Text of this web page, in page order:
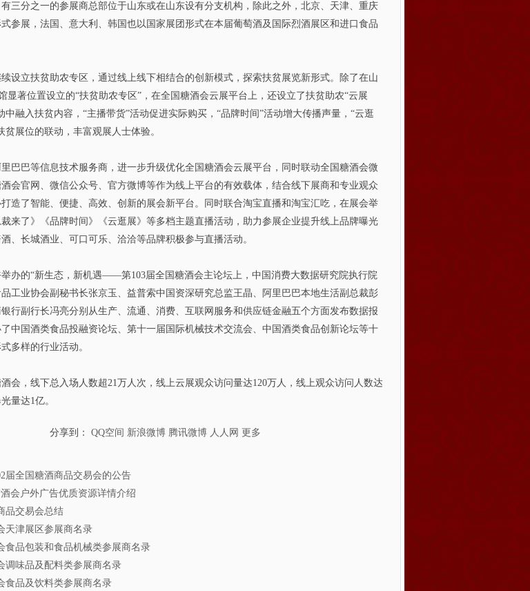
分之一的参展商总部位于山东或在山东设有分支机构，除此之外，北京、天津、重庆
参展，法国、意大利、韩国也以国家展团形式在本届葡萄酒及国际烈酒展区和进口食品
立扶贫助农专区，通过线上线下相结合的创新模式，探索扶贫展览新形式。除了在山
显著位置设立的“扶贫助农专区”，在全国糖酒会云展平台上，还设立了扶贫助农“云展
中融入扶贫内容，“主播带货”活动促进实际购买，“品牌时间”活动增大传播声量，“云逛
贫展位的联动，丰富观展人士体验。
巴等信息技术服务商，进一步升级优化全国糖酒会云展平台，同时联动全国糖酒会微
会官网、微信公众号、官方微博等作为线上平台的有效载体，结合线下展商和专业观众
造了智能、便捷、高效、创新的展会新平台。同时联合淘宝直播和淘宝汇吃，在展会举
来了》《品牌时间》《云逛展》等多档主题直播活动，助力参展企业提升线上品牌曝光
、长城酒业、可口可乐、洽洽等品牌积极参与直播活动。
的“新生态，新机遇——第103届全国糖酒会主论坛上，中国消费大数据研究院执行院
工业协会副秘书长张京玉、益普索中国资深研究总监王晶、阿里巴巴本地生活副总裁彭
行副行长冯亮分别从生产、流通、消费、互联网服务和供应链金融五个方面发布数据报
中国酒类食品投融资论坛、第十一届国际机械技术交流会、中国酒类食品创新论坛等十
多样的行业活动。
，线下总入场人数超21万人次，线上云展观众访问量达120万人，线上观众访问人数达
量达1亿。
分享到： QQ空间 新浪微博 腾讯微博 人人网 更多
届全国糖酒商品交易会的公告
会户外广告优质资源详情介绍
品交易会总结
天津展区参展商名录
食品包装和食品机械类参展商名录
调味品及配料类参展商名录
食品及饮料类参展商名录